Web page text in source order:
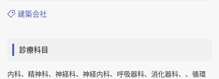
建築会社
診療科目
内科、精神科、神経科、神経内科、呼吸器科、消化器科、、循環